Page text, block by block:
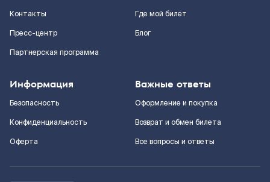
Контакты
Пресс-центр
Партнерская программа
Где мой билет
Блог
Информация
Безопасность
Конфиденциальность
Оферта
Важные ответы
Оформление и покупка
Возврат и обмен билета
Все вопросы и ответы